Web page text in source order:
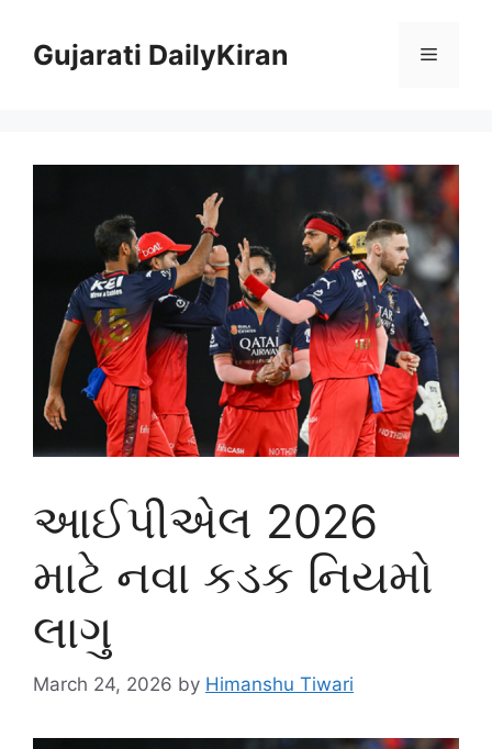
contentGujarati DailyKiran Menu
આઈપીએલ 2026
માટે નવા કડક નિયમો
લાગુ
March 24, 2026 by Himanshu Tiwari